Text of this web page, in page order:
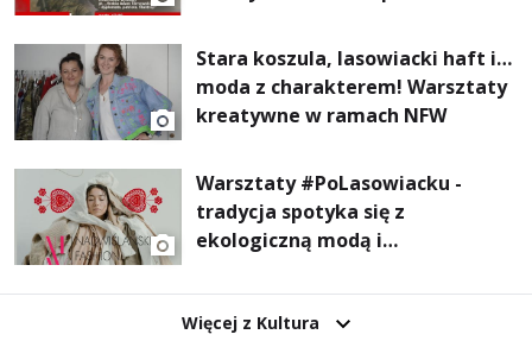
Stara koszula, lasowiacki haft i…
moda z charakterem! Warsztaty
kreatywne w ramach NFW
Warsztaty #PoLasowiacku -
tradycja spotyka się z
ekologiczną modą i
Więcej z Kultura